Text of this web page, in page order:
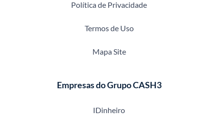
Política de Privacidade
Termos de Uso
Mapa Site
Empresas do Grupo CASH3
IDinheiro